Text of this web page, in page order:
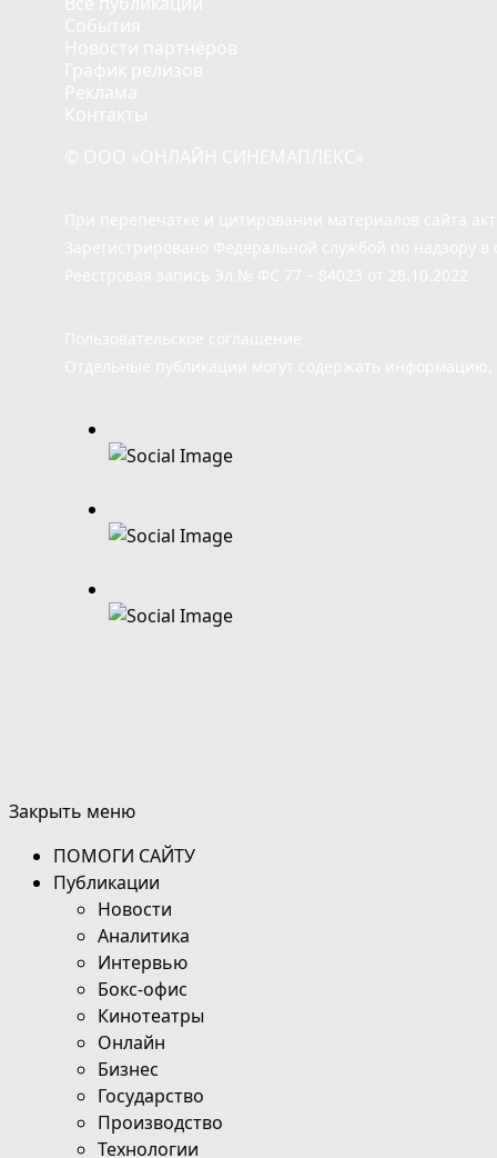
Закрыть меню
ПОМОГИ САЙТУ
Публикации
Новости
Аналитика
Интервью
Бокс-офис
Кинотеатры
Онлайн
Бизнес
Государство
Производство
Технологии